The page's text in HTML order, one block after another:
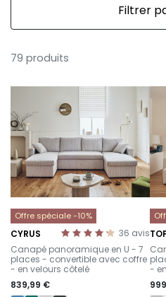
Filtrer
79 produits
Offre spéciale -10%
36 avis
CYRUS
-
Canapé panoramique en U - 7
places - convertible avec coffre
- en velours côtelé
839,99 €
-
-